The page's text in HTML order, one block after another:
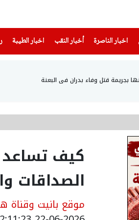
اخبار الناصرة
(current) أخبار النقب اخبار الطيبة(current)
كيف
الصداقات
موقع بانيت وقناة